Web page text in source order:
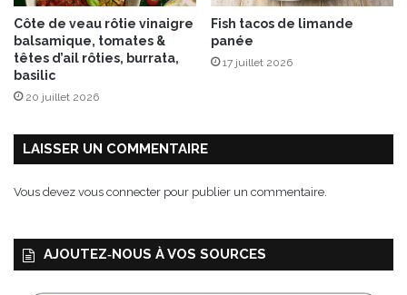
e
s
e
t
m
'
Côte de veau rôtie vinaigre
balsamique, tomates &
têtes d’ail rôties, burrata,
basilic
20 juillet 2026
Fish tacos de limande
panée
17 juillet 2026
LAISSER UN COMMENTAIRE
Vous devez vous connecter pour publier un commentaire.
AJOUTEZ‑NOUS À VOS SOURCES